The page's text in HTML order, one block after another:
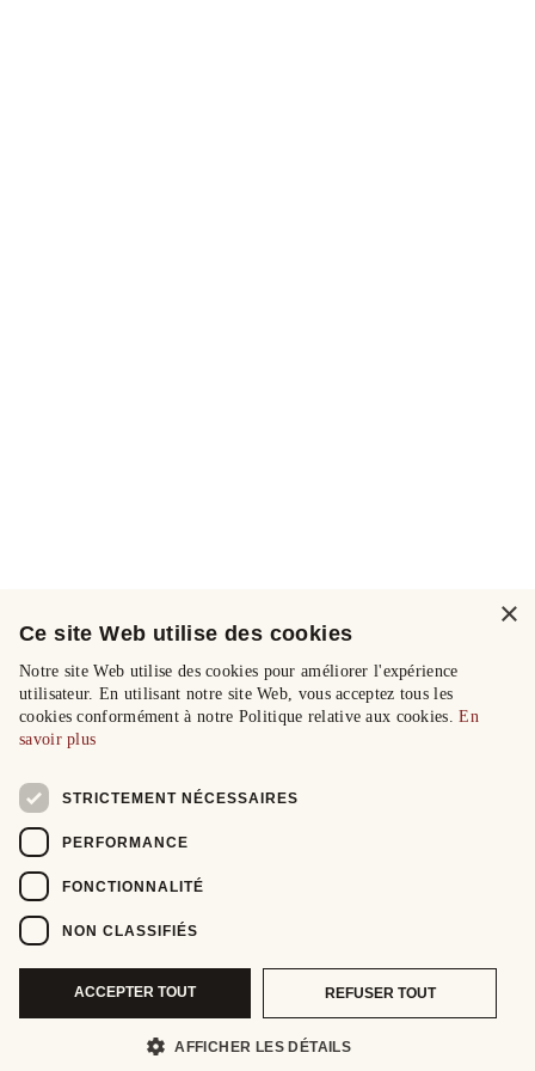
×
Ce site Web utilise des cookies
Notre site Web utilise des cookies pour améliorer l'expérience
utilisateur. En utilisant notre site Web, vous acceptez tous les
cookies conformément à notre Politique relative aux cookies.En
savoir plus
STRICTEMENT NÉCESSAIRES
PERFORMANCE
FONCTIONNALITÉ
NON CLASSIFIÉS
ACCEPTER TOUT REFUSER TOUT
AFFICHER LES DÉTAILS